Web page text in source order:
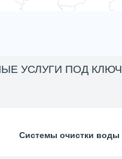
УСЛУГИ ПОД КЛЮЧ
Системы очистки воды